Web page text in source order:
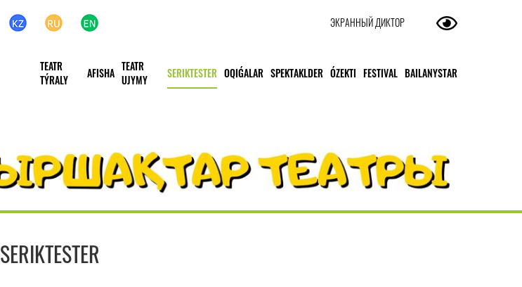
ЭКРАННЫЙ ДИКТОР
TEATR
TÝRALY
AFISHA TEATR
UJYMY
SERIKTESTER OQIǴALAR SPEKTAKLDER ÓZEKTI FESTIVAL BAILANYSTAR
SERIKTESTER